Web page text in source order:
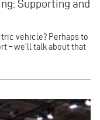
Supporting and
vehicle? Perhaps to
– we’ll talk about that